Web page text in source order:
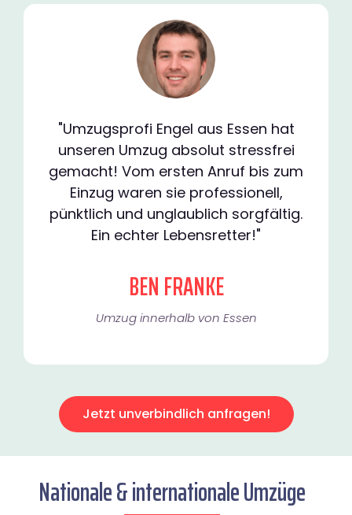
"Umzugsprofi Engel aus Essen hat
unseren Umzug absolut stressfrei
gemacht! Vom ersten Anruf bis zum
Einzug waren sie professionell,
pünktlich und unglaublich sorgfältig.
Ein echter Lebensretter!"
BEN FRANKE
Umzug innerhalb von Essen​
Jetzt unverbindlich anfragen!
Nationale & internationale Umzüge